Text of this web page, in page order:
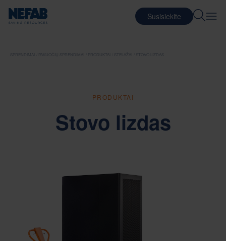
Susisiekite
SPRENDIMAI PAKUOČIŲ SPRENDIMAI PRODUKTAI STELAŽAI STOVO LIZDAS
PRODUKTAI
Stovo lizdas